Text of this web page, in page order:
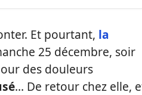
Et pourtant, la
25 décembre, soir
des douleurs
… De retour chez elle,